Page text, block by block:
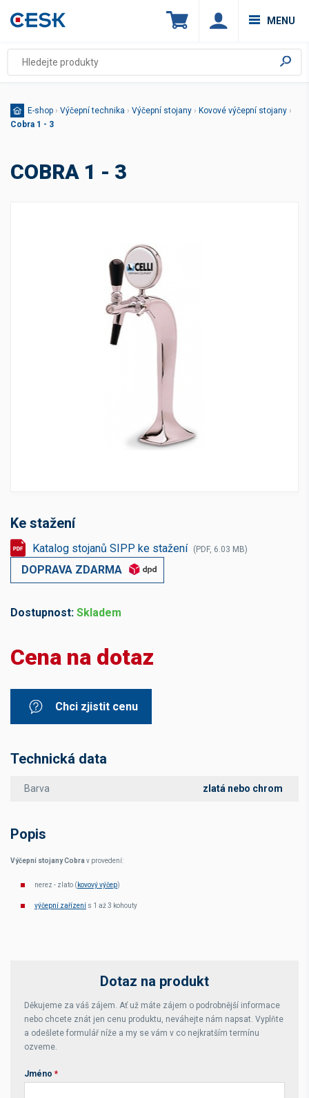
MENU
E-shop › Výčepní technika › Výčepní stojany › Kovové výčepní stojany ›
Cobra 1 - 3
COBRA 1 - 3
Ke stažení
Katalog stojanů SIPP ke stažení (PDF, 6.03 MB)
DOPRAVA ZDARMA
Dostupnost: Skladem
Cena na dotaz
Chci zjistit cenu
Technická data
Barva zlatá nebo chrom
Popis
Výčepní stojany Cobra v provedení:
nerez - zlato ( kovový výčep)
výčepní zařízení s 1 až 3 kohouty
Dotaz na produkt
Děkujeme za váš zájem. Ať už máte zájem o podrobnější informace
nebo chcete znát jen cenu produktu, neváhejte nám napsat. Vyplňte
a odešlete formulář níže a my se vám v co nejkratším termínu
ozveme.
Jméno *